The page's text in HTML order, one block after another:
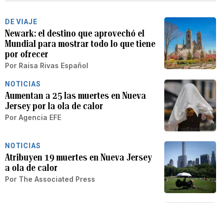
DE VIAJE
Newark: el destino que aprovechó el
Mundial para mostrar todo lo que tiene
por ofrecer
Por Raisa Rivas Español
NOTICIAS
Aumentan a 25 las muertes en Nueva
Jersey por la ola de calor
Por Agencia EFE
NOTICIAS
Atribuyen 19 muertes en Nueva Jersey
a ola de calor
Por The Associated Press